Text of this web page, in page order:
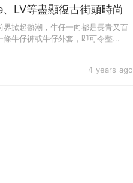
4 years ago
LV等盡顯復古街頭時尚
界掀起熱潮，牛仔一向都是長青又百
條牛仔褲或牛仔外套，即可令整...